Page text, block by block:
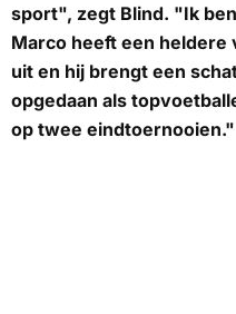
sport", zegt Blind. "Ik
Marco heeft een
uit en hij brengt een
opgedaan als
op twee eindtoernooien."